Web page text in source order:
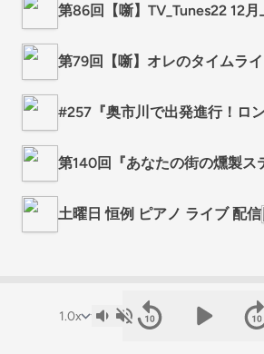
第86回【噺】TV_Tunes22 12
第79回【噺】オレのタイムラ
#257『奥市川で出発進行！ロ
第140回『あなたの街の燻製ス
土曜日 恒例 ピアノ ライブ 配信